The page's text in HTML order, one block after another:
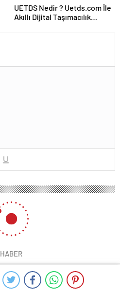
UETDS Nedir ? Uetds.com İle
Akıllı Dijital Taşımacılık
HABER